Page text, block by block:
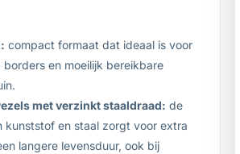
compact formaat dat ideaal is voor
borders en moeilijk bereikbare
met verzinkt staaldraad: de
kunststof en staal zorgt voor extra
langere levensduur, ook bij